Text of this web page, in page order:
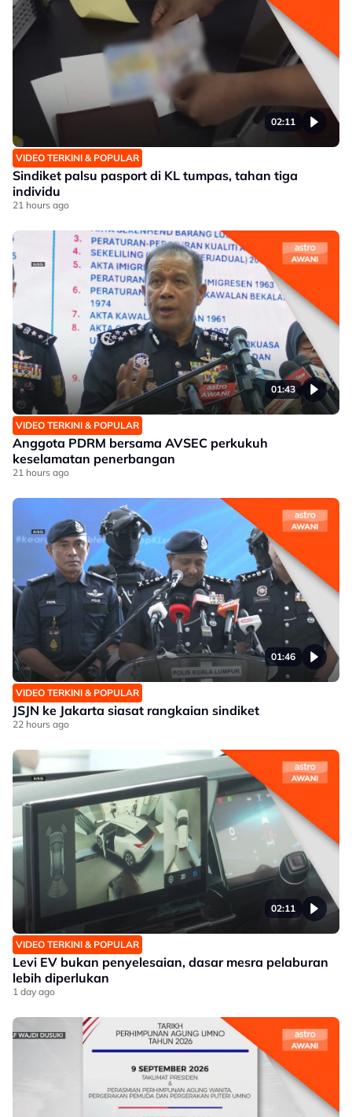
02:11
VIDEO TERKINI & POPULAR
Sindiket palsu pasport di KL tumpas, tahan tiga
individu
21 hours ago
01:43
VIDEO TERKINI & POPULAR
Anggota PDRM bersama AVSEC perkukuh
keselamatan penerbangan
21 hours ago
01:46
VIDEO TERKINI & POPULAR
JSJN ke Jakarta siasat rangkaian sindiket
22 hours ago
02:11
VIDEO TERKINI & POPULAR
Levi EV bukan penyelesaian, dasar mesra pelaburan
lebih diperlukan
1 day ago